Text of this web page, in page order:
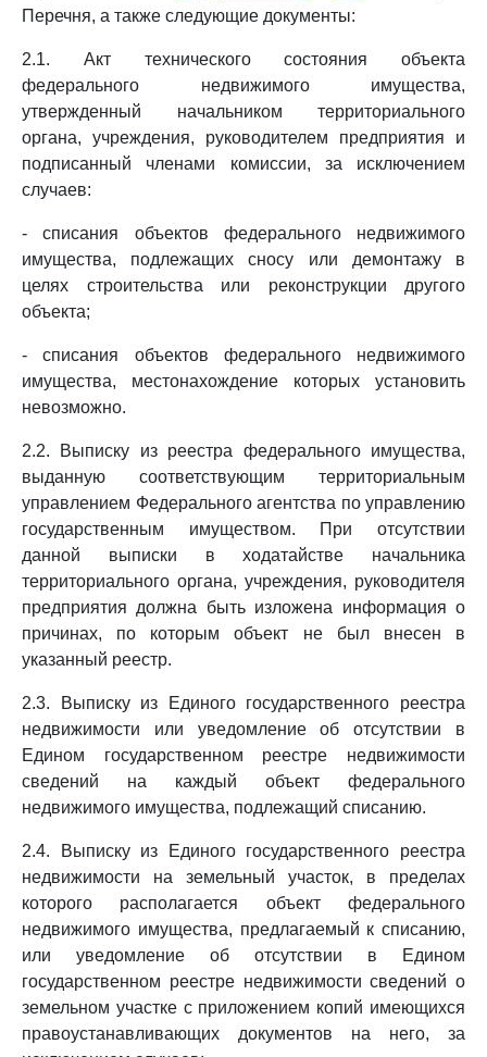
Перечня, а также следующие документы:
2.1. Акт технического состояния объекта
федерального недвижимого имущества,
утвержденный начальником территориального
органа, учреждения, руководителем предприятия и
подписанный членами комиссии, за исключением
случаев:
- списания объектов федерального недвижимого
имущества, подлежащих сносу или демонтажу в
целях строительства или реконструкции другого
объекта;
- списания объектов федерального недвижимого
имущества, местонахождение которых установить
невозможно.
2.2. Выписку из реестра федерального имущества,
выданную соответствующим территориальным
управлением Федерального агентства по управлению
государственным имуществом. При отсутствии
данной выписки в ходатайстве начальника
территориального органа, учреждения, руководителя
предприятия должна быть изложена информация о
причинах, по которым объект не был внесен в
указанный реестр.
2.3. Выписку из Единого государственного реестра
недвижимости или уведомление об отсутствии в
Едином государственном реестре недвижимости
сведений на каждый объект федерального
недвижимого имущества, подлежащий списанию.
2.4. Выписку из Единого государственного реестра
недвижимости на земельный участок, в пределах
которого располагается объект федерального
недвижимого имущества, предлагаемый к списанию,
или уведомление об отсутствии в Едином
государственном реестре недвижимости сведений о
земельном участке с приложением копий имеющихся
правоустанавливающих документов на него, за